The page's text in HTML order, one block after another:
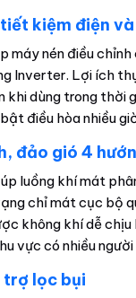
kiệm điện và
máy nén điều
Inverter. Lợi ích
dùng trong thời
điều hòa nhiều
đảo gió 4
luồng khí mát
chỉ mát cục bộ
không khí dễ
vực có nhiều người
trợ lọc bụi